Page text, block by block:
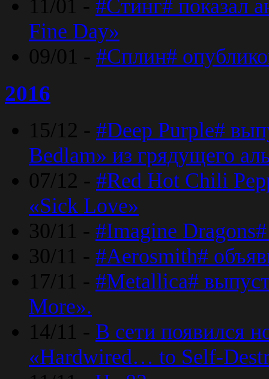
11/01 - #Стинг# показал
Fine Day»
09/01 - #Сплин#
2016
15/12 - #Deep Purple#
Bedlam» из грядущего
07/12 - #Red Hot Chili
«Sick Love»
30/11 - #Imagine
30/11 - #Aerosmith#
17/11 - #Metallica#
More».
14/11 - В сети появился
«Hardwired… to Self-